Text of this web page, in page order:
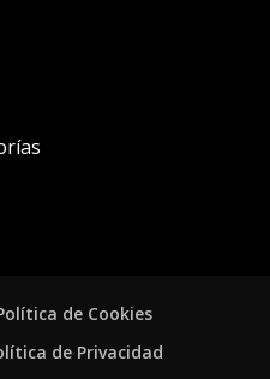
de Cookies
de Privacidad